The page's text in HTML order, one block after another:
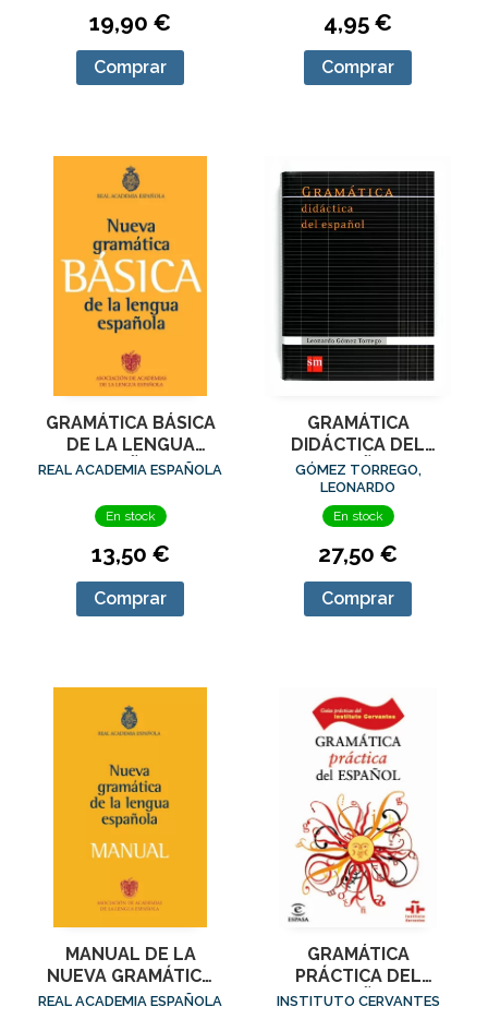
19,90 €
Comprar
4,95 €
Comprar
GRAMÁTICA BÁSICA
DE LA LENGUA
ESPAÑOLA
REAL ACADEMIA ESPAÑOLA
En stock
13,50 €
Comprar
GRAMÁTICA
DIDÁCTICA DEL
ESPAÑOL
GÓMEZ TORREGO,
LEONARDO
En stock
27,50 €
Comprar
MANUAL DE LA
NUEVA GRAMÁTICA
DE LA LENGUA
REAL ACADEMIA ESPAÑOLA
GRAMÁTICA
PRÁCTICA DEL
ESPAÑOL
INSTITUTO CERVANTES